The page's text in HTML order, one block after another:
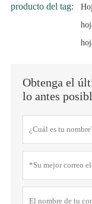
producto del tag:
Obtenga el
lo antes